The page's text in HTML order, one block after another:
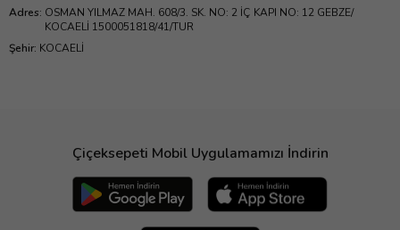
Adres: OSMAN YILMAZ MAH. 608/3. SK. NO: 2 İÇ KAPI NO: 12 GEBZE/
KOCAELİ 1500051818/41/TUR
Şehir: KOCAELİ
Çiçeksepeti Mobil Uygulamamızı İndirin